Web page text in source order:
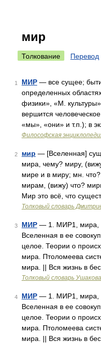
мир
Толкование Перевод
1 МИР — все сущее;
определенных
физики», «М.
вершится
«мы», «они» и т.п.); в
Философская
2 мир — [Вселенная]
мира, чему? миру,
мире и в миру; мн.
мирам, (вижу) что?
Мир это всё, что
Толковый словарь
3 МИР — 1. МИР1, мира,
Вселенная в ее
целое. Теории о
мира. Птоломеева
мира. || Вся жизнь в
Толковый словарь Ушакова
4 МИР — 1. МИР1, мира,
Вселенная в ее
целое. Теории о
мира. Птоломеева
мира. || Вся жизнь в